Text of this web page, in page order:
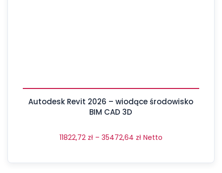
Autodesk Revit 2026 – wiodące środowisko
BIM CAD 3D
11822,72 zł – 35472,64 zł Netto